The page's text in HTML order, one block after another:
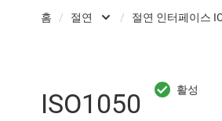
홈 / 절연
RF 및 마이크로
/ 절연 인터페이스
ISO1050